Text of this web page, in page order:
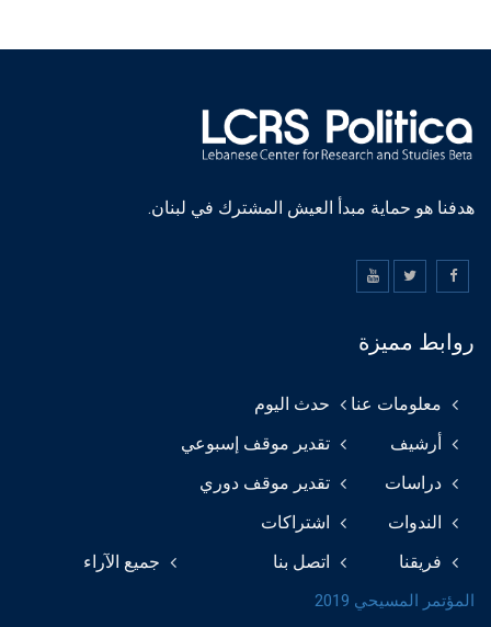
هدفنا هو حماية مبدأ العيش المشترك في لبنان.
روابط مميزة
معلومات عنا
أرشيف
دراسات
الندوات
فريقنا
حدث اليوم
تقدير موقف إسبوعي
تقدير موقف دوري
اشتراكات
اتصل بنا
جميع الآراء
المؤتمر المسيحي 2019